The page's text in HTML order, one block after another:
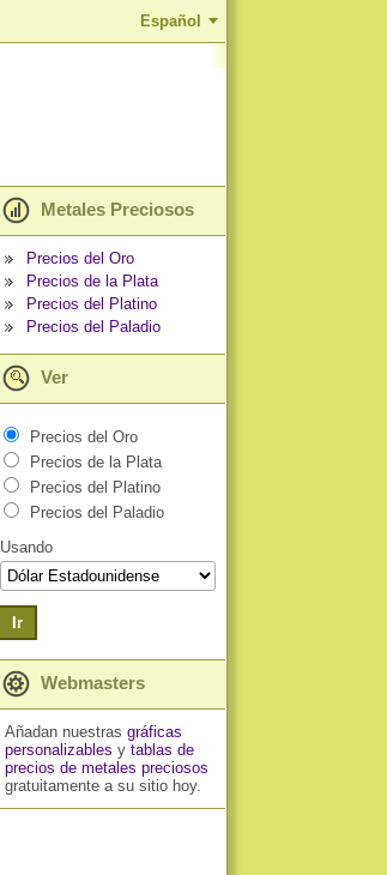
Español
Metales Preciosos
Precios del Oro
Precios de la Plata
Precios del Platino
Precios del Paladio
Ver
Precios del Oro
Precios de la Plata
Precios del Platino
Precios del Paladio
Usando
Ir
Webmasters
Añadan nuestras gráficas
personalizables y tablas de
precios de metales preciosos
gratuitamente a su sitio hoy.